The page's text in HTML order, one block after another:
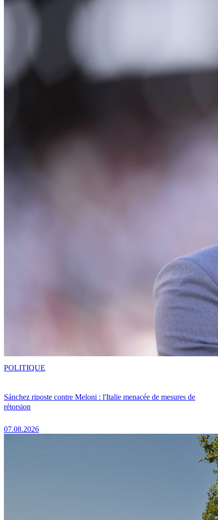
Sánchez riposte contre Meloni : l'Italie menacée de mesures de
rétorsion
07.08.2026
POLITIQUE